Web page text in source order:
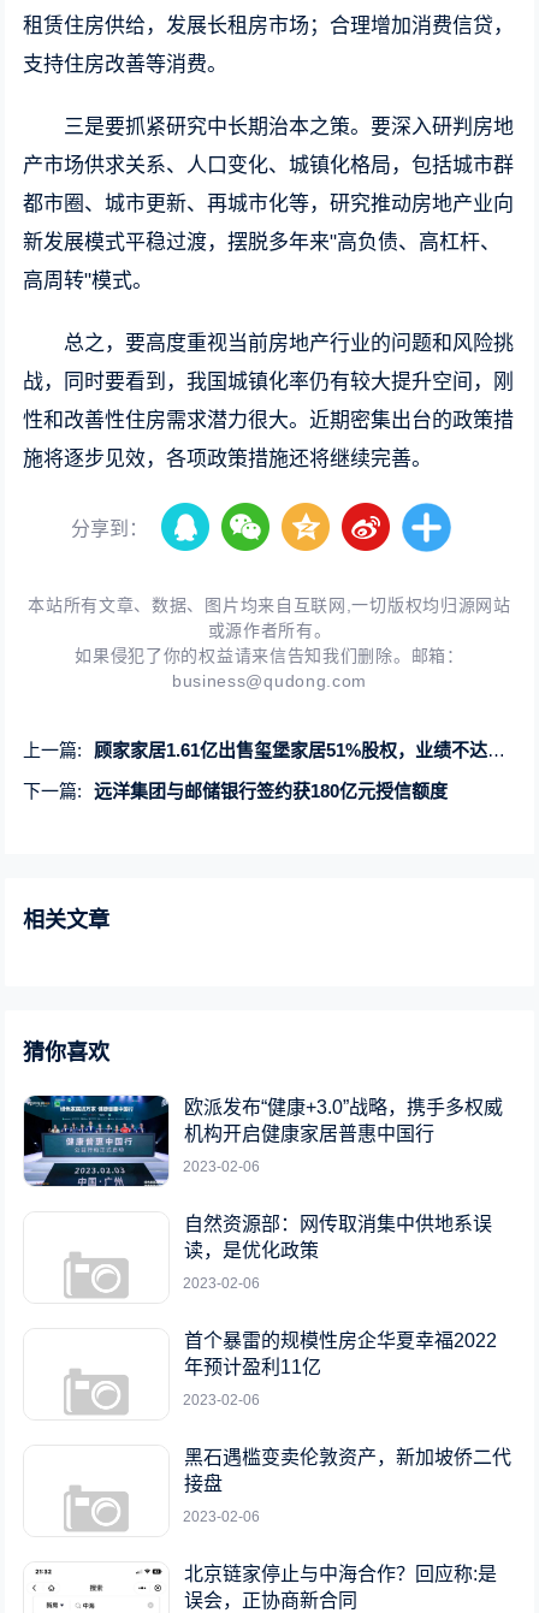
租赁住房供给，发展长租房市场；合理增加消费信贷，
支持住房改善等消费。
三是要抓紧研究中长期治本之策。要深入研判房地
产市场供求关系、人口变化、城镇化格局，包括城市群
都市圈、城市更新、再城市化等，研究推动房地产业向
新发展模式平稳过渡，摆脱多年来"高负债、高杠杆、
高周转"模式。
总之，要高度重视当前房地产行业的问题和风险挑
战，同时要看到，我国城镇化率仍有较大提升空间，刚
性和改善性住房需求潜力很大。近期密集出台的政策措
施将逐步见效，各项政策措施还将继续完善。
分享到：
本站所有文章、数据、图片均来自互联网,一切版权均归源网站
或源作者所有。
如果侵犯了你的权益请来信告知我们删除。邮箱：
business@qudong.com
上一篇:
顾家家居1.61亿出售玺堡家居51%股权，业绩不达标或为主因
下一篇:
远洋集团与邮储银行签约获180亿元授信额度
相关文章
猜你喜欢
欧派发布“健康+3.0”战略，携手多权威
机构开启健康家居普惠中国行
2023-02-06
自然资源部：网传取消集中供地系误
读，是优化政策
2023-02-06
首个暴雷的规模性房企华夏幸福2022
年预计盈利11亿
2023-02-06
黑石遇槛变卖伦敦资产，新加坡侨二代
接盘
2023-02-06
北京链家停止与中海合作？回应称:是
误会，正协商新合同